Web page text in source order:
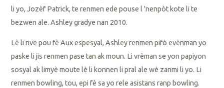
li yo, Jozèf Patrick, te renmen ede pouse l 'nenpòt kote li te
bezwen ale. Ashley gradye nan 2010.
Lè li rive pou fè Aux espesyal, Ashley renmen pifò evènman yo
paske li jis renmen pase tan ak moun. Li vrèman se yon papiyon
sosyal ak limyè moute lè li konnen li pral ale wè zanmi li yo. Li
renmen bowling, tou, epi fè sa yo rele asistans ranp bowling.